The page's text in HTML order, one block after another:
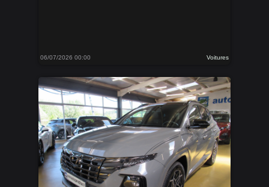
06/07/2026 00:00 Voitures